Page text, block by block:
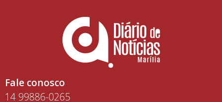
Fale conosco
14 99886-0265